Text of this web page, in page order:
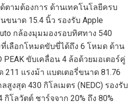
ตามต้องการ ด้านเทคโนโลยีครบ
นาด 15.4 นิ้ว รองรับ Apple
กล้องมุมมองรอบทิศทาง 540
เลือกโหมดขับขี่ได้ถึง 6 โหมด ด้าน
PEAK ขับเคลื่อน 4 ล้อด้วยมอเตอร์คู่
211 แรงม้า แบตเตอรี่ขนาด 81.76
สูงสุด 430 กิโลเมตร (NEDC) รองรับ
กิโลวัตต์ ชาร์จจาก 20% ถึง 80%